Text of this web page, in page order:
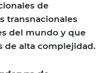
de
transnacionales
del mundo y que
de alta complejidad.